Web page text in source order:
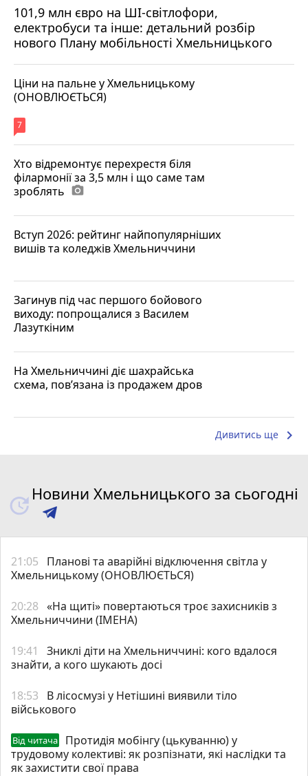
101,9 млн євро на ШІ-світлофори,
електробуси та інше: детальний розбір
нового Плану мобільності Хмельницького
Ціни на пальне у Хмельницькому
(ОНОВЛЮЄТЬСЯ)
7
Хто відремонтує перехрестя біля
філармонії за 3,5 млн і що саме там
зроблять photo_camera
Вступ 2026: рейтинг найпопулярніших
вишів та коледжів Хмельниччини
Загинув під час першого бойового
виходу: попрощалися з Василем
Лазуткіним
На Хмельниччині діє шахрайська
схема, пов’язана із продажем дров
Дивитись ще keyboard_arrow_right
Новини Хмельницького за сьогодні
21:05
Планові та аварійні відключення світла у
Хмельницькому (ОНОВЛЮЄТЬСЯ)
20:28 «На щиті» повертаються троє захисників з
Хмельниччини (ІМЕНА)
19:41
Зниклі діти на Хмельниччині: кого вдалося
знайти, а кого шукають досі
18:53
В лісосмузі у Нетішині виявили тіло
військового
Від читача
Протидія мобінгу (цькуванню) у
трудовому колективі: як розпізнати, які наслідки та
як захистити свої права